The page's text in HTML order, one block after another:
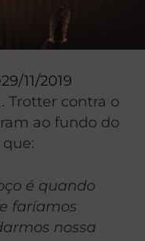
29/11/2019
Trotter contra o
ao fundo do
que:
é quando
faríamos
nossa